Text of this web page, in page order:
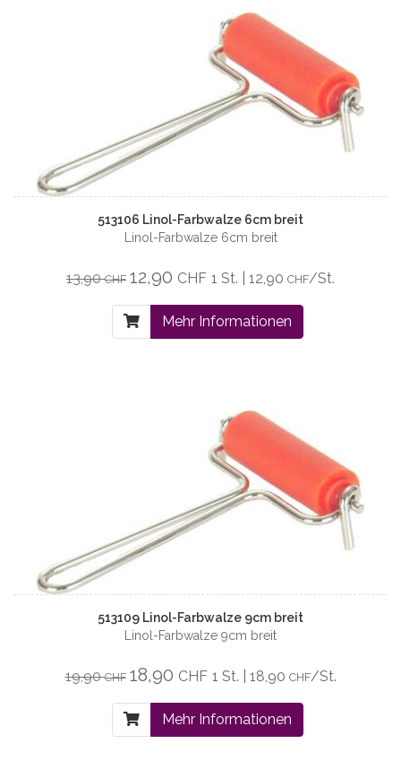
513106 Linol-Farbwalze 6cm breit
Linol-Farbwalze 6cm breit
13,90CHF 12,90 CHF 1 St. | 12,90 CHF/St.
Mehr Informationen
513109 Linol-Farbwalze 9cm breit
Linol-Farbwalze 9cm breit
19,90CHF 18,90 CHF 1 St. | 18,90 CHF/St.
Mehr Informationen